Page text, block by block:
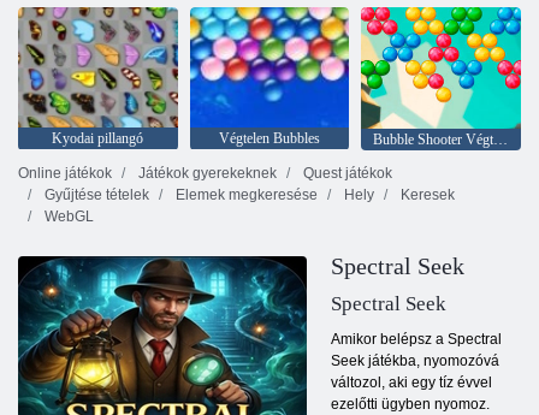
Kyodai pillangó Végtelen Bubbles
Bubble Shooter Végtelen
Online játékok
Játékok gyerekeknek
Quest játékok
Gyűjtése tételek
Elemek megkeresése Hely
Keresek
WebGL
Spectral Seek
Spectral Seek
Amikor belépsz a Spectral
Seek játékba, nyomozóvá
változol, aki egy tíz évvel
ezelőtti ügyben nyomoz.